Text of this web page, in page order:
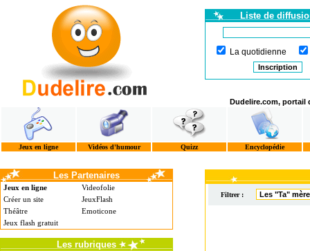
Liste de
La quotidienne
Dudelire.com, portail
Jeux en ligne Vidéos d'humour Quizz Encyclopédie
Les Partenaires
Jeux en ligne
Créer un site
Théâtre
Jeux flash gratuit
Videofolie
JeuxFlash
Emoticone
Les rubriques
Filtrer :